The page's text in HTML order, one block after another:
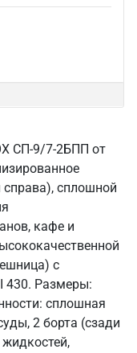
СП-9/7-2БПП от
сплошной
кафе и
с
430. Размеры:
сплошная
2 борта (сзади